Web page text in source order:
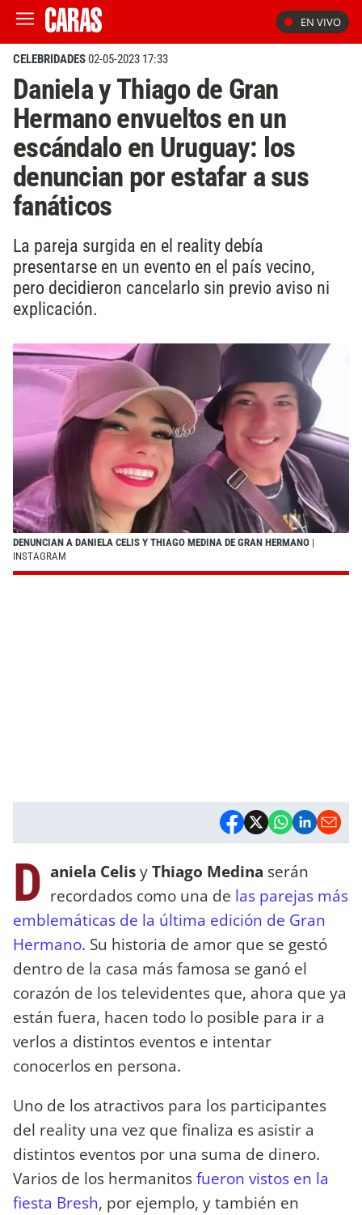
EN VIVO
CELEBRIDADES02-05-2023 17:33
Daniela y Thiago de Gran
Hermano envueltos en un
escándalo en Uruguay: los
denuncian por estafar a sus
fanáticos
La pareja surgida en el reality debía
presentarse en un evento en el país vecino,
pero decidieron cancelarlo sin previo aviso ni
explicación.
DENUNCIAN A DANIELA CELIS Y THIAGO MEDINA DE GRAN HERMANO |
INSTAGRAM
D aniela CelisyThiago Medina serán
recordados como una de las parejas más
emblemáticas de la última edición de Gran
Hermano. Su historia de amor que se gestó
dentro de la casa más famosa se ganó el
corazón de los televidentes que, ahora que ya
están fuera, hacen todo lo posible para ir a
verlos a distintos eventos e intentar
conocerlos en persona.
Uno de los atractivos para los participantes
del reality una vez que finaliza es asistir a
distintos eventos por una suma de dinero.
Varios de los hermanitosfueron vistos en la
fiesta Bresh, por ejemplo, y también en